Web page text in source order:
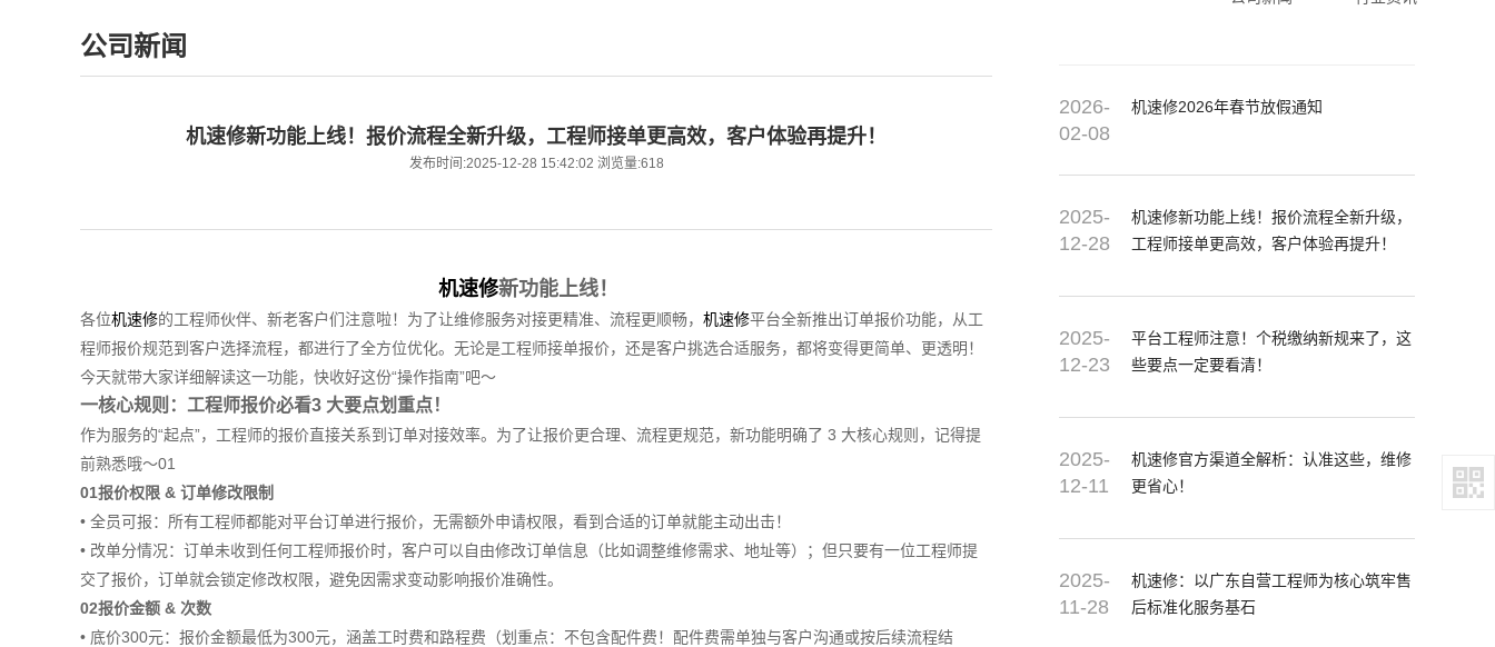
公司新闻
机速修新功能上线！报价流程全新升级，工程师接单更高效，客户体验再提升！
发布时间:2025-12-28 15:42:02 浏览量:618
机速修新功能上线！
各位机速修的工程师伙伴、新老客户们注意啦！为了让维修服务对接更精准、流程更顺畅， 机速修平台全新推出订单报价功能，从工
程师报价规范到客户选择流程，都进行了全方位优化。无论是工程师接单报价，还是客户挑选合适服务，都将变得更简单、更透明！
今天就带大家详细解读这一功能，快收好这份“操作指南”吧～
一核心规则：工程师报价必看3 大要点划重点！
作为服务的“起点”，工程师的报价直接关系到订单对接效率。为了让报价更合理、流程更规范，新功能明确了 3 大核心规则，记得提
前熟悉哦～01
01报价权限 & 订单修改限制
• 全员可报：所有工程师都能对平台订单进行报价，无需额外申请权限，看到合适的订单就能主动出击！
• 改单分情况：订单未收到任何工程师报价时，客户可以自由修改订单信息（比如调整维修需求、地址等）；但只要有一位工程师提
交了报价，订单就会锁定修改权限，避免因需求变动影响报价准确性。
02报价金额 & 次数
• 底价300元：报价金额最低为300元，涵盖工时费和路程费（划重点：不包含配件费！配件费需单独与客户沟通或按后续流程结
2026-
02-08
机速修2026年春节放假通知
2025-
12-28
机速修新功能上线！报价流程全新升级，
工程师接单更高效，客户体验再提升！
2025-
12-23
平台工程师注意！个税缴纳新规来了，这
些要点一定要看清！
2025-
12-11
机速修官方渠道全解析：认准这些，维修
更省心！
2025-
11-28
机速修：以广东自营工程师为核心筑牢售
后标准化服务基石